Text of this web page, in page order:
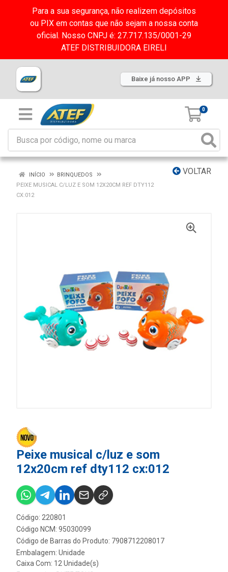
Para a sua segurança, não realizem depósitos
ou PIX em contas que não sejam a nossa conta
oficial. Nosso CNPJ é: 27.717.135/0001-29
ATEF DISTRIBUIDORA EIRELI
Baixe já nosso APP
0
VOLTAR
INÍCIO
BRINQUEDOS
PEIXE MUSICAL C/LUZ E SOM 12X20CM REF DTY112
CX:012
Peixe musical c/luz e som
12x20cm ref dty112 cx:012
Código: 220801
Código NCM: 95030099
Código de Barras do Produto: 7908712208017
Embalagem: Unidade
Caixa Com: 12 Unidade(s)